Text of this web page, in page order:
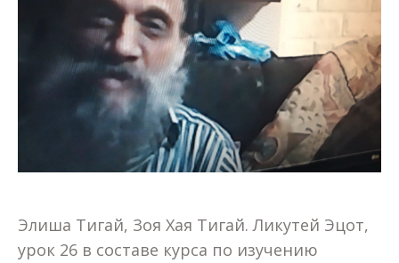
Элиша Тигай, Зоя Хая Тигай. Ликутей Эцот,
урок 26 в составе курса по изучению